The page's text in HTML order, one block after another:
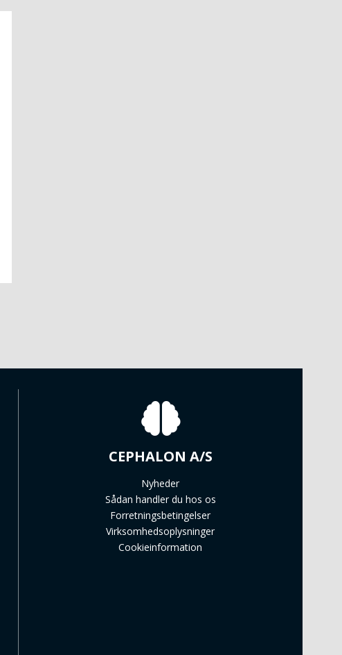
CEPHALON A/S
Nyheder
Sådan handler du hos os
Forretningsbetingelser
Virksomhedsoplysninger
Cookieinformation